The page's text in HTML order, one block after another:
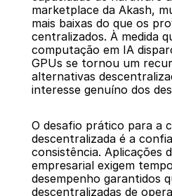
marketplace da Akash,
mais baixas do que os
centralizados. À medida
computação em IA
GPUs se tornou um
alternativas
interesse genuíno dos
O desafio prático para a
descentralizada é a
consistência. Aplicações
empresarial exigem
desempenho garantidos
descentralizadas de